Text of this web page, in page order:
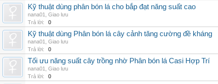
Kỹ thuật dùng phân bón lá cho bắp đạt năng suất cao
nana01
Giao lưu
Trả lời:
0
Kỹ thuật dùng Phân bón lá cây cảnh tăng cường đề kháng
nana01
Giao lưu
Trả lời:
0
Tối ưu năng suất cây trồng nhờ Phân bón lá Casi Hợp Trí
nana01
Giao lưu
Trả lời:
0